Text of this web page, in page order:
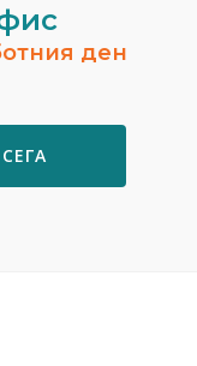
ден